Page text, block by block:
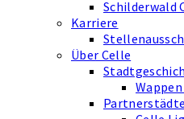
Schilderwald
Karriere
Über Celle
Partnerstädte